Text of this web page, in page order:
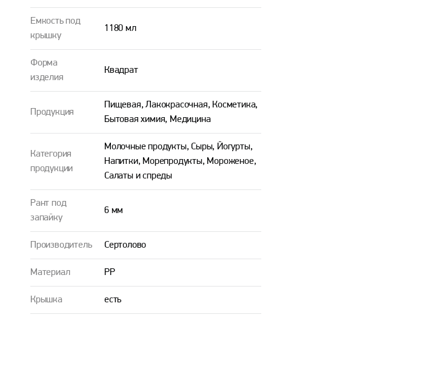
Емкость под
крышку
1180 мл
Форма
изделия
Квадрат
Продукция
Пищевая, Лакокрасочная, Косметика,
Бытовая химия, Медицина
Категория
продукции
Молочные продукты, Сыры, Йогурты,
Напитки, Морепродукты, Мороженое,
Салаты и спреды
Рант под
запайку
6 мм
Производитель Сертолово
Материал PP
Крышка есть